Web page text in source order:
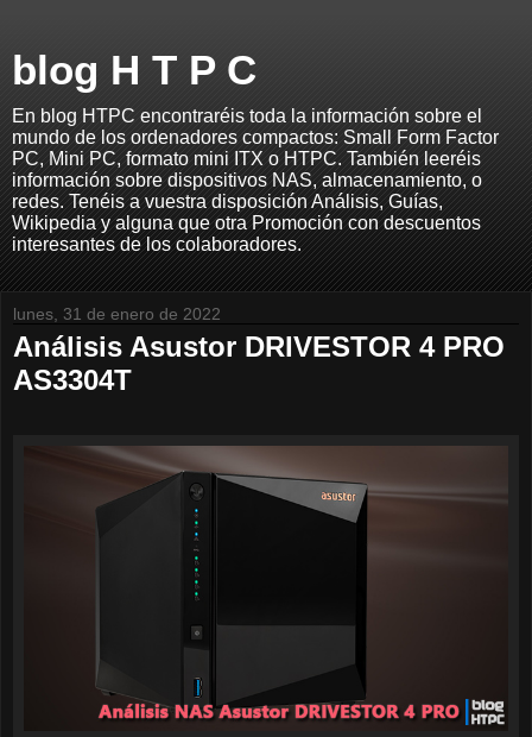
blog H T P C
En blog HTPC encontraréis toda la información sobre el
mundo de los ordenadores compactos: Small Form Factor
PC, Mini PC, formato mini ITX o HTPC. También leeréis
información sobre dispositivos NAS, almacenamiento, o
redes. Tenéis a vuestra disposición Análisis, Guías,
Wikipedia y alguna que otra Promoción con descuentos
interesantes de los colaboradores.
lunes, 31 de enero de 2022
Análisis Asustor DRIVESTOR 4 PRO
AS3304T